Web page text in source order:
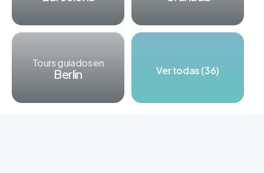
Tours guiados en
Berlin Ver todas (36)